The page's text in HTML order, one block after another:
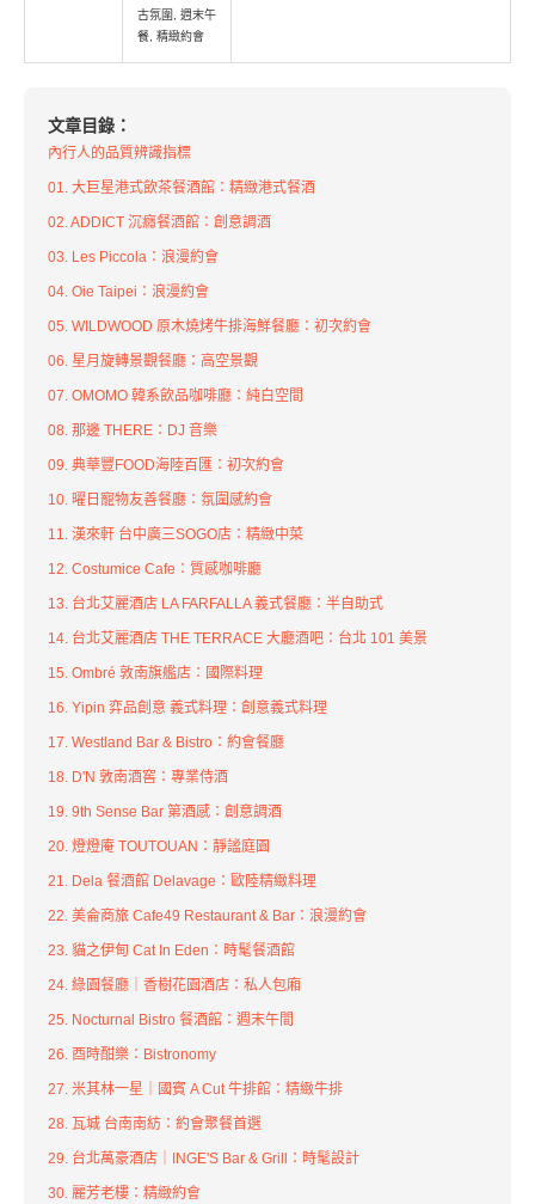
古氛圍, 週末午
餐, 精緻約會
文章目錄：
內行人的品質辨識指標
01. 大巨星港式飲茶餐酒館：精緻港式餐酒
02. ADDICT 沉癮餐酒館：創意調酒
03. Les Piccola：浪漫約會
04. Oie Taipei：浪漫約會
05. WILDWOOD 原木燒烤牛排海鮮餐廳：初次約會
06. 星月旋轉景觀餐廳：高空景觀
07. OMOMO 韓系飲品咖啡廳：純白空間
08. 那邊 THERE：DJ 音樂
09. 典華豐FOOD海陸百匯：初次約會
10. 曜日寵物友善餐廳：氛圍感約會
11. 漢來軒 台中廣三SOGO店：精緻中菜
12. Costumice Cafe：質感咖啡廳
13. 台北艾麗酒店 LA FARFALLA 義式餐廳：半自助式
14. 台北艾麗酒店 THE TERRACE 大廳酒吧：台北 101 美景
15. Ombré 敦南旗艦店：國際料理
16. Yipin 弈品創意 義式料理：創意義式料理
17. Westland Bar & Bistro：約會餐廳
18. D'N 敦南酒窖：專業侍酒
19. 9th Sense Bar 第酒感：創意調酒
20. 燈燈庵 TOUTOUAN：靜謐庭園
21. Dela 餐酒館 Delavage：歐陸精緻料理
22. 美侖商旅 Cafe49 Restaurant & Bar：浪漫約會
23. 貓之伊甸 Cat In Eden：時髦餐酒館
24. 綠園餐廳｜香樹花園酒店：私人包廂
25. Nocturnal Bistro 餐酒館：週末午間
26. 酉時酣樂：Bistronomy
27. 米其林一星｜國賓 A Cut 牛排館：精緻牛排
28. 瓦城 台南南紡：約會聚餐首選
29. 台北萬豪酒店｜INGE'S Bar & Grill：時髦設計
30. 麗芳老樓：精緻約會